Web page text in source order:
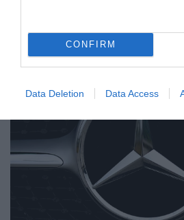
CONFIRM
Data Deletion Data Access